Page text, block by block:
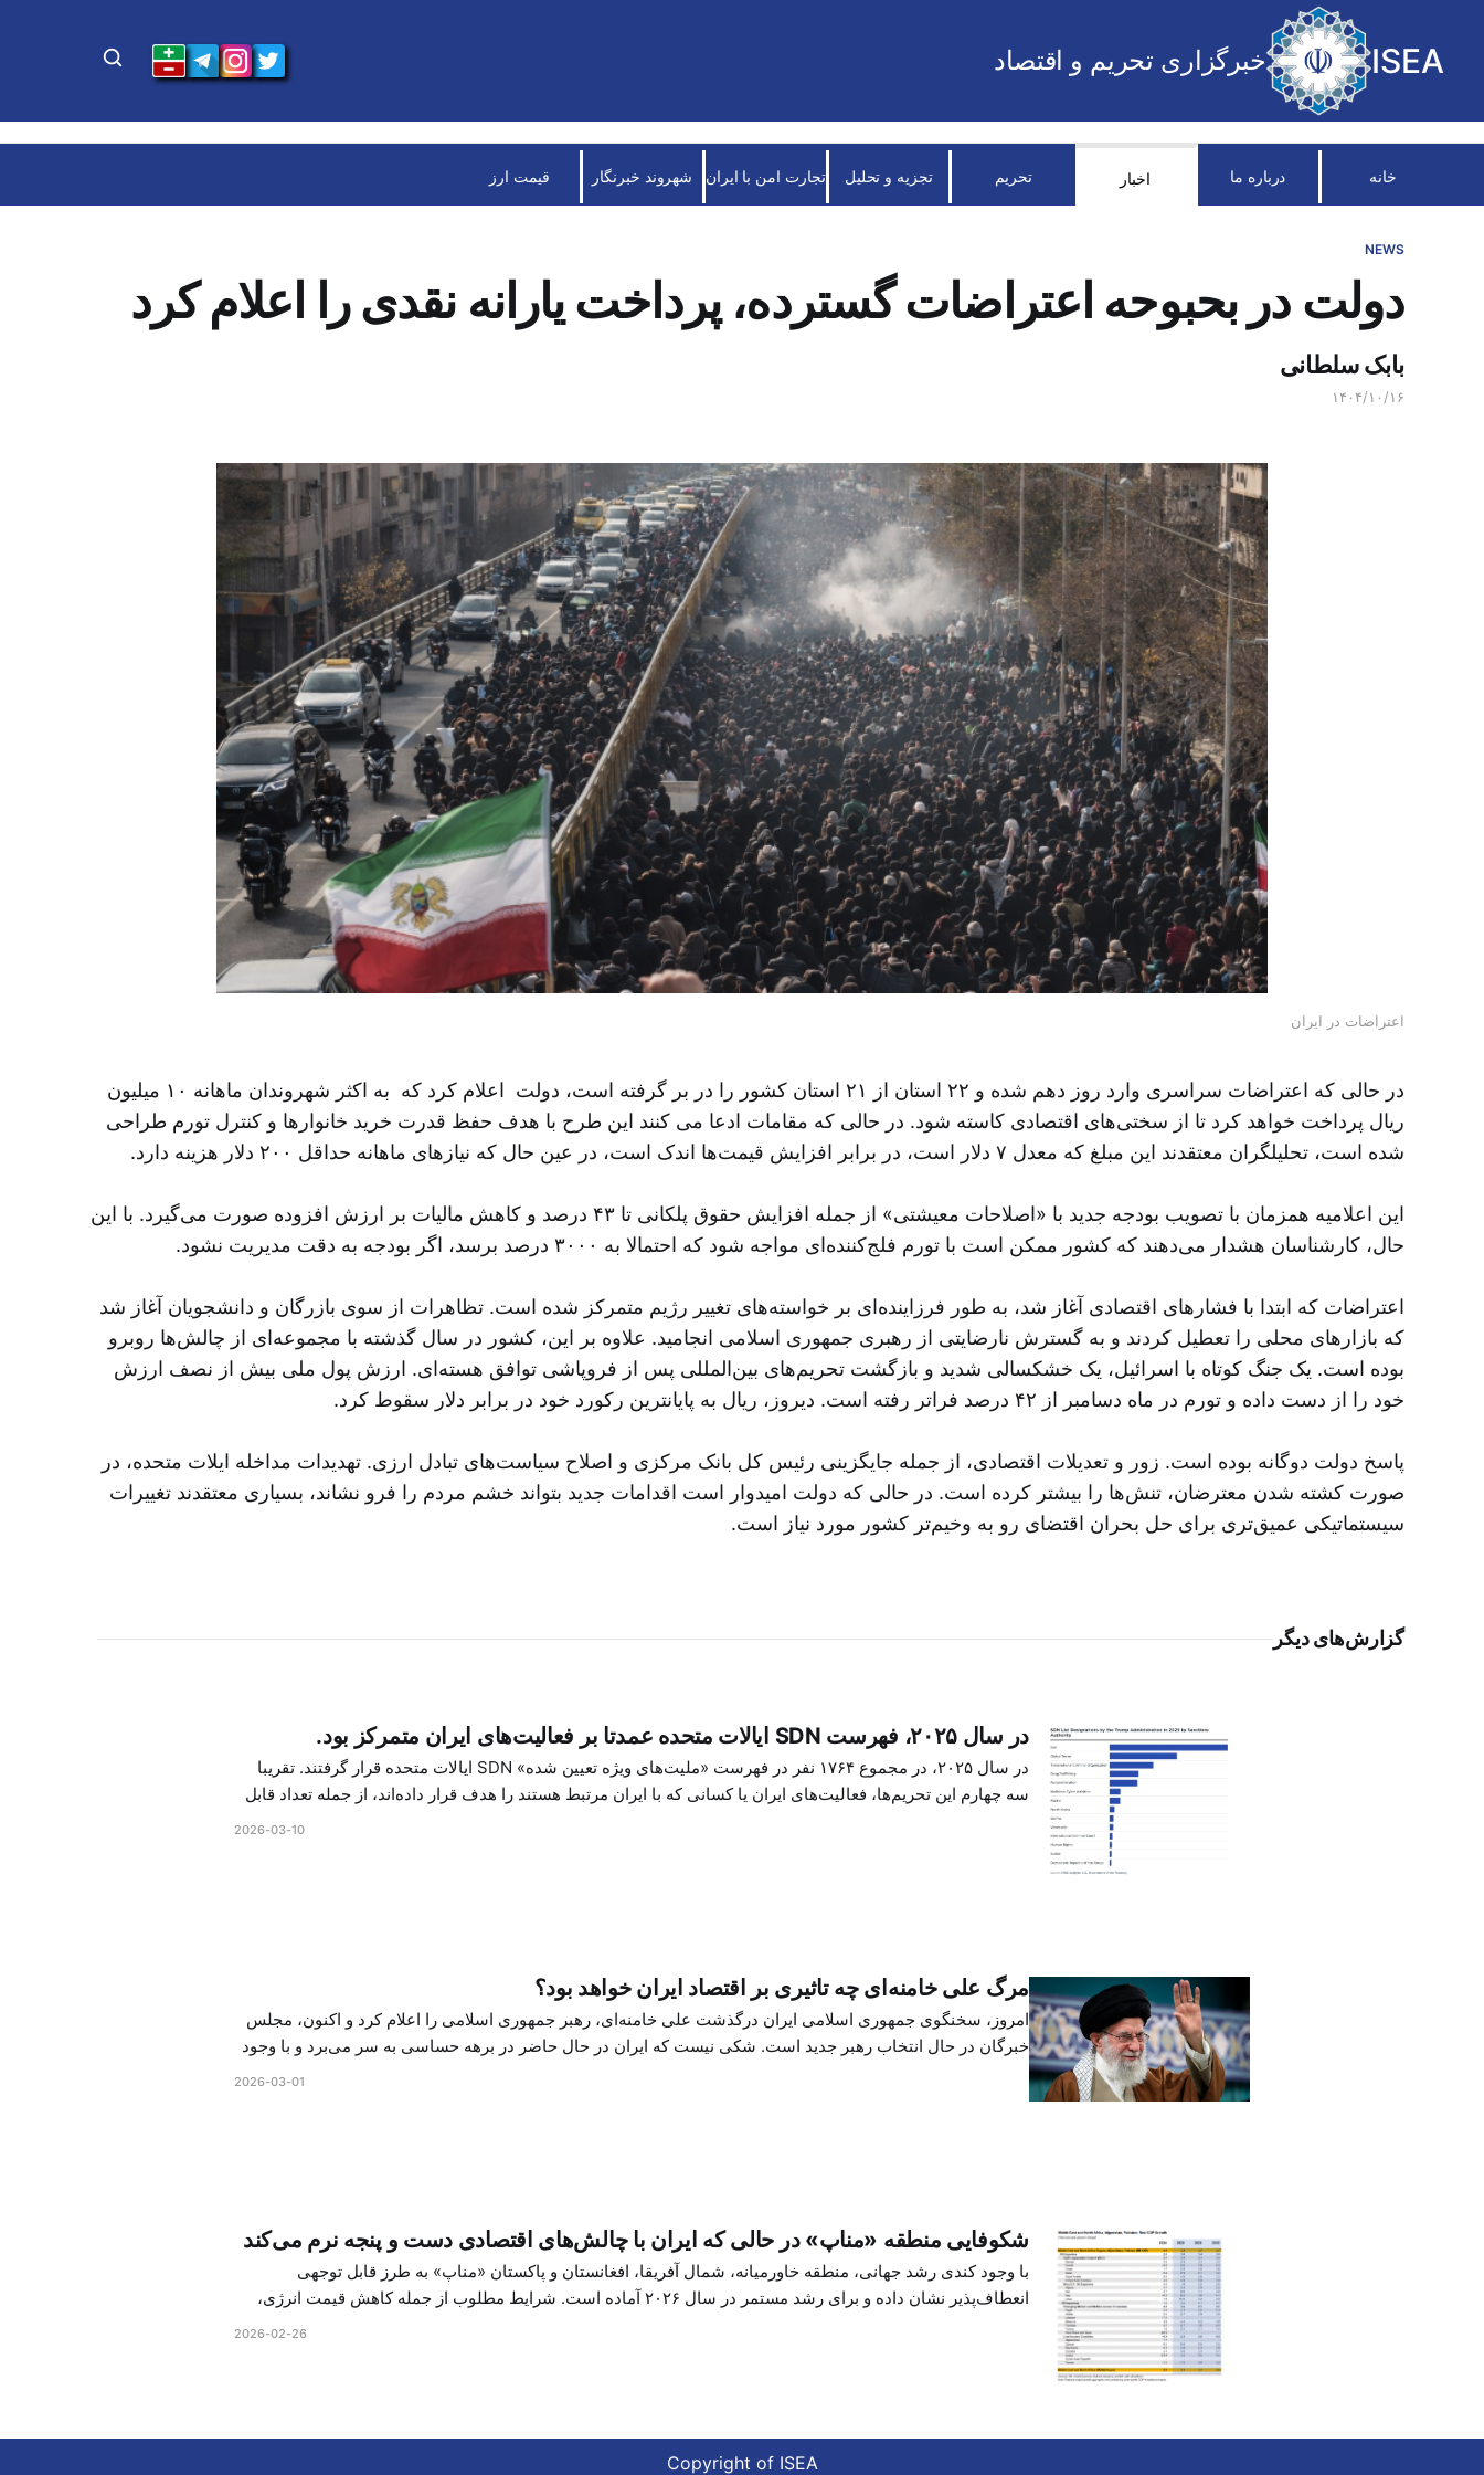
ISEA خبرگزاری تحریم و اقتصاد
خانه درباره ما اخبار تحریم تجزیه و تحلیل تجارت امن با ایران شهروند خبرنگار قیمت ارز
NEWS
دولت در بحبوحه اعتراضات گسترده، پرداخت یارانه نقدی را اعلام کرد
بابک سلطانی
۱۴۰۴/۱۰/۱۶
اعتراضات در ایران
در حالی که اعتراضات سراسری وارد روز دهم شده و ۲۲ استان از ۲۱ استان کشور را در بر گرفته است، دولت اعلام کرد که به اکثر شهروندان ماهانه ۱۰ میلیون
ریال پرداخت خواهد کرد تا از سختی‌های اقتصادی کاسته شود. در حالی که مقامات ادعا می کنند این طرح با هدف حفظ قدرت خرید خانوارها و کنترل تورم طراحی
شده است، تحلیلگران معتقدند این مبلغ که معدل ۷ دلار است، در برابر افزایش قیمت‌ها اندک است، در عین حال که نیازهای ماهانه حداقل ۲۰۰ دلار هزینه دارد.
این اعلامیه همزمان با تصویب بودجه جدید با «اصلاحات معیشتی» از جمله افزایش حقوق پلکانی تا ۴۳ درصد و کاهش مالیات بر ارزش افزوده صورت می‌گیرد. با این
حال، کارشناسان هشدار می‌دهند که کشور ممکن است با تورم فلج‌کننده‌ای مواجه شود که احتمالا به ۳۰۰۰ درصد برسد، اگر بودجه به دقت مدیریت نشود.
اعتراضات که ابتدا با فشارهای اقتصادی آغاز شد، به طور فرزاینده‌ای بر خواسته‌های تغییر رژیم متمرکز شده است. تظاهرات از سوی بازرگان و دانشجویان آغاز شد
که بازارهای محلی را تعطیل کردند و به گسترش نارضایتی از رهبری جمهوری اسلامی انجامید. علاوه بر این، کشور در سال گذشته با مجموعه‌ای از چالش‌ها روبرو
بوده است. یک جنگ کوتاه با اسرائیل، یک خشکسالی شدید و بازگشت تحریم‌های بین‌المللی پس از فروپاشی توافق هسته‌ای. ارزش پول ملی بیش از نصف ارزش
خود را از دست داده و تورم در ماه دسامبر از ۴۲ درصد فراتر رفته است. دیروز، ریال به پایانترین رکورد خود در برابر دلار سقوط کرد.
پاسخ دولت دوگانه بوده است. زور و تعدیلات اقتصادی، از جمله جایگزینی رئیس کل بانک مرکزی و اصلاح سیاست‌های تبادل ارزی. تهدیدات مداخله ایلات متحده، در
صورت کشته شدن معترضان، تنش‌ها را بیشتر کرده است. در حالی که دولت امیدوار است اقدامات جدید بتواند خشم مردم را فرو نشاند، بسیاری معتقدند تغییرات
سیستماتیکی عمیق‌تری برای حل بحران اقتضای رو به وخیم‌تر کشور مورد نیاز است.
گزارش‌های دیگر
در سال ۲۰۲۵، فهرست SDN ایالات متحده عمدتا بر فعالیت‌های ایران متمرکز بود.
در سال ۲۰۲۵، در مجموع ۱۷۶۴ نفر در فهرست «ملیت‌های ویژه تعیین شده» SDN ایالات متحده قرار گرفتند. تقریبا
سه چهارم این تحریم‌ها، فعالیت‌های ایران یا کسانی که با ایران مرتبط هستند را هدف قرار داده‌اند، از جمله تعداد قابل
2026-03-10
مرگ علی خامنه‌ای چه تاثیری بر اقتصاد ایران خواهد بود؟
امروز، سخنگوی جمهوری اسلامی ایران درگذشت علی خامنه‌ای، رهبر جمهوری اسلامی را اعلام کرد و اکنون، مجلس
خبرگان در حال انتخاب رهبر جدید است. شکی نیست که ایران در حال حاضر در برهه حساسی به سر می‌برد و با وجود
2026-03-01
شکوفایی منطقه «مناپ» در حالی که ایران با چالش‌های اقتصادی دست و پنجه نرم می‌کند
با وجود کندی رشد جهانی، منطقه خاورمیانه، شمال آفریقا، افغانستان و پاکستان «مناپ» به طرز قابل توجهی
انعطاف‌پذیر نشان داده و برای رشد مستمر در سال‌ ۲۰۲۶ آماده است. شرایط مطلوب از جمله کاهش قیمت انرژی،
2026-02-26
Copyright of ISEA